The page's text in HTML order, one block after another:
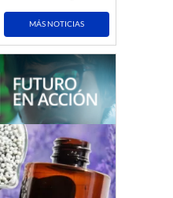
MÁS NOTICIAS